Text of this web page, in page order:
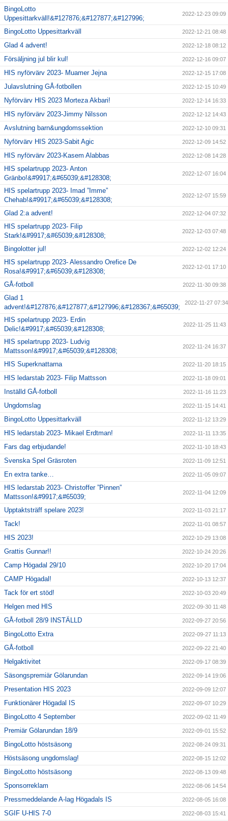
BingoLotto
Uppesittarkväll!&#127876;&#127877;&#127996;
2022-12-23 09:09
BingoLotto Uppesittarkväll 2022-12-21 08:48
Glad 4 advent! 2022-12-18 08:12
Försäljning jul blir kul! 2022-12-16 09:07
HIS nyförvärv 2023- Muamer Jejna 2022-12-15 17:08
Julavslutning GÅ-fotbollen 2022-12-15 10:49
Nyförvärv HIS 2023 Morteza Akbari! 2022-12-14 16:33
HIS nyförvärv 2023-Jimmy Nilsson 2022-12-12 14:43
Avslutning barn&ungdomssektion 2022-12-10 09:31
Nyförvärv HIS 2023-Sabit Agic 2022-12-09 14:52
HIS nyförvärv 2023-Kasem Alabbas 2022-12-08 14:28
HIS spelartrupp 2023- Anton
Gränbo!&#9917;&#65039;&#128308;
2022-12-07 16:04
HIS spelartrupp 2023- Imad ”Imme”
Chehab!&#9917;&#65039;&#128308;
2022-12-07 15:59
Glad 2:a advent! 2022-12-04 07:32
HIS spelartrupp 2023- Filip
Stark!&#9917;&#65039;&#128308;
2022-12-03 07:48
Bingolotter jul! 2022-12-02 12:24
HIS spelartrupp 2023- Alessandro Orefice De
Rosa!&#9917;&#65039;&#128308;
2022-12-01 17:10
GÅ-fotboll 2022-11-30 09:38
Glad 1
advent!&#127876;&#127877;&#127996;&#128367;&#65039;
2022-11-27 07:34
HIS spelartrupp 2023- Erdin
Delic!&#9917;&#65039;&#128308;
2022-11-25 11:43
HIS spelartrupp 2023- Ludvig
Mattsson!&#9917;&#65039;&#128308;
2022-11-24 16:37
HIS Superknattarna 2022-11-20 18:15
HIS ledarstab 2023- Filip Mattsson 2022-11-18 09:01
Inställd GÅ-fotboll 2022-11-16 11:23
Ungdomslag 2022-11-15 14:41
BingoLotto Uppesittarkväll 2022-11-12 13:29
HIS ledarstab 2023- Mikael Erdtman! 2022-11-11 13:35
Fars dag erbjudande! 2022-11-10 18:43
Svenska Spel Gräsroten 2022-11-09 12:51
En extra tanke… 2022-11-05 09:07
HIS ledarstab 2023- Christoffer ”Pinnen”
Mattsson!&#9917;&#65039;
2022-11-04 12:09
Upptaktsträff spelare 2023! 2022-11-03 21:17
Tack! 2022-11-01 08:57
HIS 2023! 2022-10-29 13:08
Grattis Gunnar!! 2022-10-24 20:26
Camp Högadal 29/10 2022-10-20 17:04
CAMP Högadal! 2022-10-13 12:37
Tack för ert stöd! 2022-10-03 20:49
Helgen med HIS 2022-09-30 11:48
GÅ-fotboll 28/9 INSTÄLLD 2022-09-27 20:56
BingoLotto Extra 2022-09-27 11:13
GÅ-fotboll 2022-09-22 21:40
Helgaktivitet 2022-09-17 08:39
Säsongspremiär Gölarundan 2022-09-14 19:06
Presentation HIS 2023 2022-09-09 12:07
Funktionärer Högadal IS 2022-09-07 10:29
BingoLotto 4 September 2022-09-02 11:49
Premiär Gölarundan 18/9 2022-09-01 15:52
BingoLotto höstsäsong 2022-08-24 09:31
Höstsäsong ungdomslag! 2022-08-15 12:02
BingoLotto höstsäsong 2022-08-13 09:48
Sponsorreklam 2022-08-06 14:54
Pressmeddelande A-lag Högadals IS 2022-08-05 16:08
SGIF U-HIS 7-0 2022-08-03 15:41